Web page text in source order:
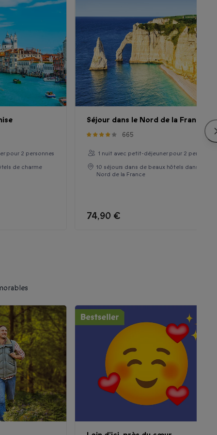
pour 2 personnes
de charme
Séjour dans le Nord de la France
665
1 nuit avec petit-déjeuner pour 2 personnes
10 séjours dans de beaux hôtels dans le
Nord de la France
74,90 €